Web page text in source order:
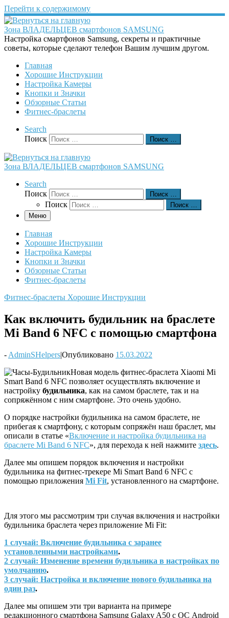
Перейти к содержимому
Зона ВЛАДЕЛЬЦЕВ смартфонов SAMSUNG
Настройка смартфонов Samsung, секреты и практичные
советы, которые сделают телефон Вашим лучшим другом.
Главная
Хорошие Инструкции
Настройка Камеры
Кнопки и Значки
Обзорные Статьи
Фитнес-браслеты
Search
Поиск
Поиск …
Зона ВЛАДЕЛЬЦЕВ смартфонов SAMSUNG
Search
Поиск
Поиск …
Поиск
Поиск …
Меню
Главная
Хорошие Инструкции
Настройка Камеры
Кнопки и Значки
Обзорные Статьи
Фитнес-браслеты
Фитнес-браслеты Хорошие Инструкции
Как включить будильник на браслете
Mi Band 6 NFC с помощью смартфона
- AdminSHelpers|Опубликовано 15.03.2022
Новая модель фитнес-браслета Xiaomi Mi
Smart Band 6 NFC позволяет осуществлять включение и
настройку будильника, как на самом браслете, так и на
сопряжённом с ним смартфоне. Это очень удобно.
О порядке настройки будильника на самом браслете, не
прибегая к смартфону, с которым сопряжён наш браслет, мы
описали в статье «Включение и настройка будильника на
браслете Mi Band 6 NFC», для перехода к ней нажмите здесь.
Далее мы опишем порядок включения и настройки
будильника на фитнес-трекере Mi Smart Band 6 NFC с
помощью приложения Mi Fit, установленного на смартфоне.
Для этого мы рассмотрим три случая включения и настройки
будильника браслета через приложение Mi Fit:
1 случай: Включение будильника с заранее
установленными настройками.
2 случай: Изменение времени будильника в настройках по
умолчанию.
3 случай: Настройка и включение нового будильника на
один раз.
Далее мы опишем эти три варианта на примере
редакционного смартфона Samsung Galaxy A50 c ОС Android